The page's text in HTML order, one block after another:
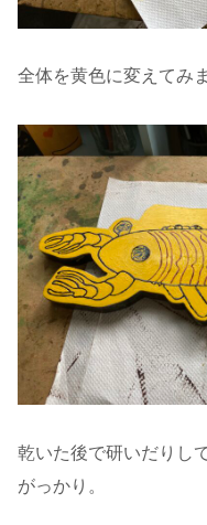
全体を黄色に変えてみま
乾いた後で研いだりし
がっかり。